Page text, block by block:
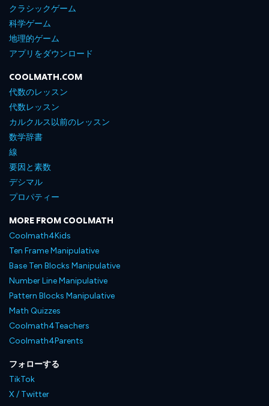
クラシックゲーム
科学ゲーム
地理的ゲーム
アプリをダウンロード
COOLMATH.COM
代数のレッスン
代数レッスン
カルクルス以前のレッスン
数学辞書
線
要因と素数
デシマル
プロパティー
MORE FROM COOLMATH
Coolmath4Kids
Ten Frame Manipulative
Base Ten Blocks Manipulative
Number Line Manipulative
Pattern Blocks Manipulative
Math Quizzes
Coolmath4Teachers
Coolmath4Parents
フォローする
TikTok
X / Twitter